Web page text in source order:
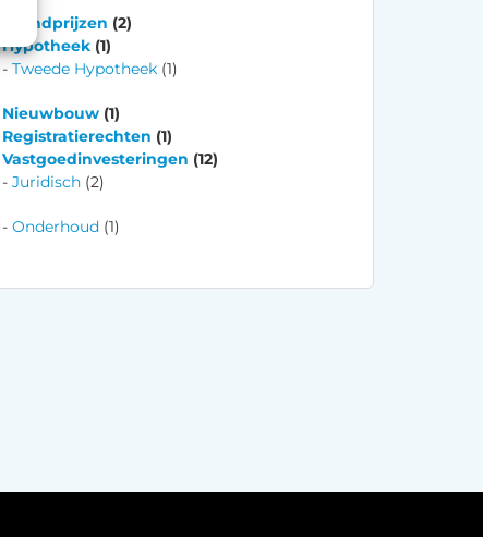
Grondprijzen (2)
Hypotheek(1)
Tweede Hypotheek(1)
Nieuwbouw(1)
Registratierechten (1)
Vastgoedinvesteringen (12)
Juridisch(2)
Onderhoud(1)